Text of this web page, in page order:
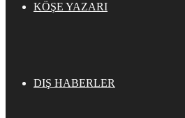
KÖŞE YAZARI
DIŞ HABERLER